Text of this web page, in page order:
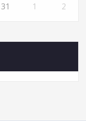
31 1 2